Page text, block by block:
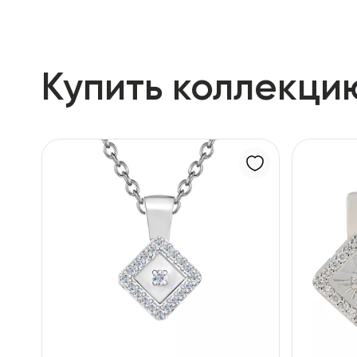
Купить